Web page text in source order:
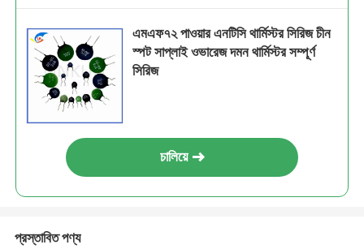
এমএফ৭২ পাওয়ার এনটিসি থার্মিস্টর সিরিজ চীন
স্পট সাপ্লাই ওভারেজ দমন থার্মিস্টর সম্পূর্ণ
সিরিজ
চালিয়ে
প্রস্তাবিত পণ্য